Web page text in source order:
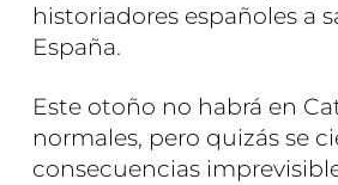
historiadores españoles a
España.
Este otoño no habrá en
normales, pero quizás se
consecuencias